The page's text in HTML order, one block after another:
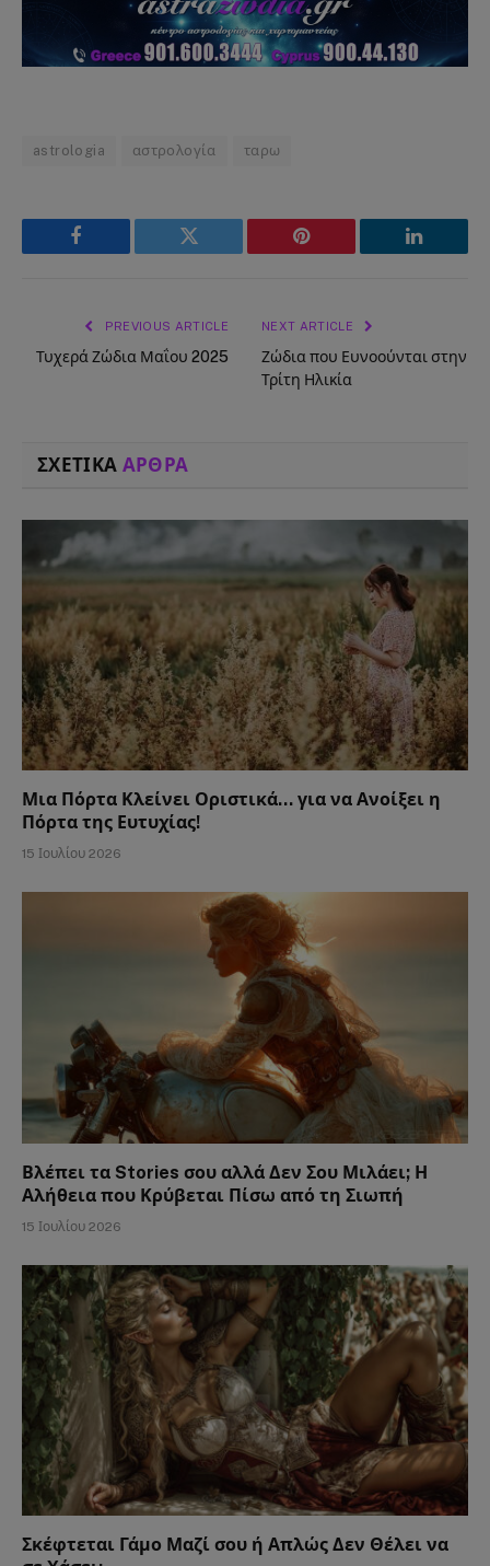
astrologia αστρολογία ταρω
Facebook Twitter Pinterest LinkedIn
PREVIOUS ARTICLE
Τυχερά Ζώδια Μαΐου 2025
NEXT ARTICLE
Ζώδια που Ευνοούνται στην
Τρίτη Ηλικία
ΣΧΕΤΙΚΑ ΑΡΘΡΑ
Μια Πόρτα Κλείνει Οριστικά… για να Ανοίξει η
Πόρτα της Ευτυχίας!
15 Ιουλίου 2026
Βλέπει τα Stories σου αλλά Δεν Σου Μιλάει; Η
Αλήθεια που Κρύβεται Πίσω από τη Σιωπή
15 Ιουλίου 2026
Σκέφτεται Γάμο Μαζί σου ή Απλώς Δεν Θέλει να